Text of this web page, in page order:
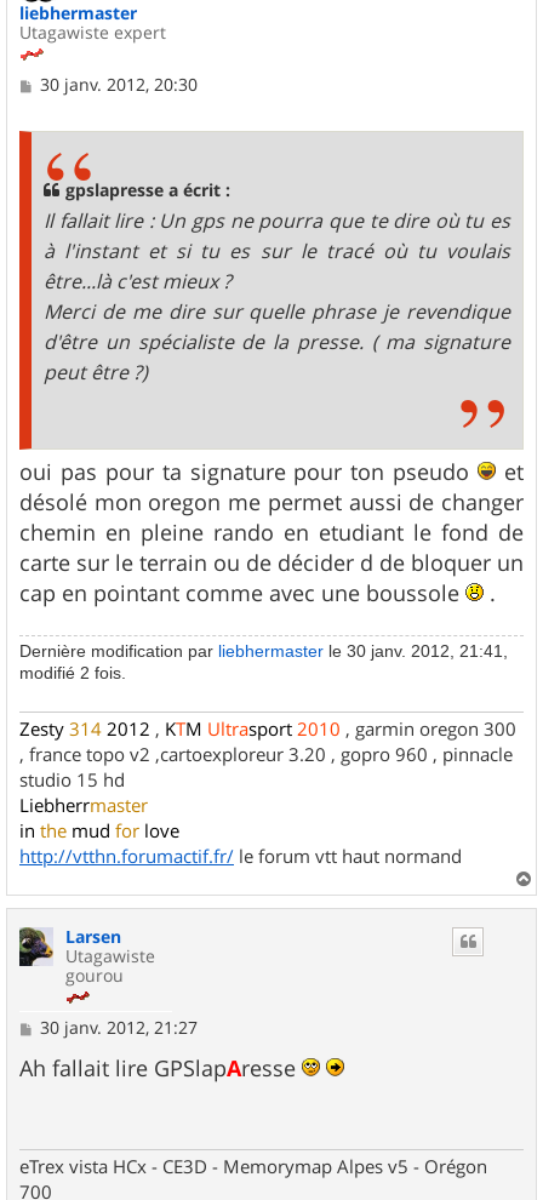
liebhermaster
Utagawiste expert
M
30 janv. 2012, 20:30
gpslapresse a écrit :
Il fallait lire : Un gps ne pourra que te dire où tu es
à l'instant et si tu es sur le tracé où tu voulais
être...là c'est mieux ?
Merci de me dire sur quelle phrase je revendique
d'être un spécialiste de la presse. ( ma signature
peut être ?)
oui pas pour ta signature pour ton pseudo
et
désolé mon oregon me permet aussi de changer
chemin en pleine rando en etudiant le fond de
carte sur le terrain ou de décider d de bloquer un
cap en pointant comme avec une boussole
.
Dernière modification par liebhermaster le 30 janv. 2012, 21:41,
modifié 2 fois.
Zesty 314 2012 , KTM Ultrasport 2010 , garmin oregon 300
, france topo v2 ,cartoexploreur 3.20 , gopro 960 , pinnacle
studio 15 hd
Liebherrmaster
in the mud for love
http://vtthn.forumactif.fr/ le forum vtt haut normand
a
Larsen
Utagawiste
gourou
M
s
s
30 janv. 2012, 21:27
Ah fallait lire GPSlapAresse
eTrex vista HCx - CE3D - Memorymap Alpes v5 - Orégon
700